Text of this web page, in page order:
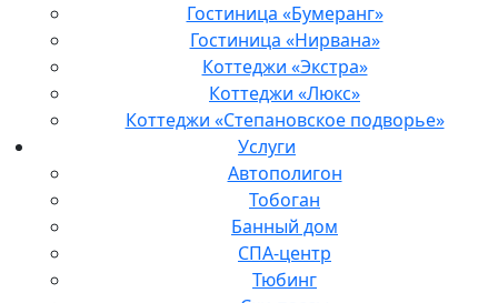
Гостиница «Бумеранг»
Гостиница «Нирвана»
Коттеджи «Экстра»
Коттеджи «Люкс»
Коттеджи «Степановское подворье»
Услуги
Автополигон
Тобоган
Банный дом
СПА-центр
Тюбинг